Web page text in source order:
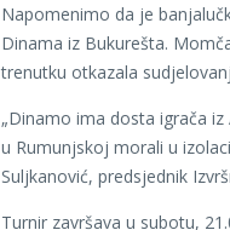
Napomenimo da je
Dinama iz Bukurešta.
trenutku otkazala
„Dinamo ima dosta igrača
u Rumunjskoj morali u
Suljkanović, predsjednik
Turnir završava u subotu,